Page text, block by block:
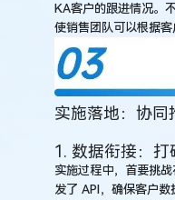
KA客户的跟进情况。
使销售团队可以根据
实施落地：协同
1. 数据衔接：打
实施过程中，首要挑
发了 API，确保客户数